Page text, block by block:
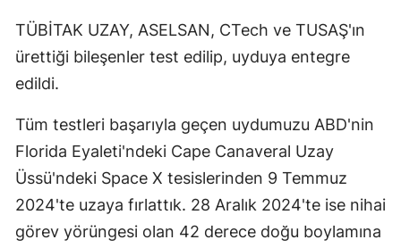
TÜBİTAK UZAY, ASELSAN, CTech ve TUSAŞ'ın
ürettiği bileşenler test edilip, uyduya entegre
edildi.
Tüm testleri başarıyla geçen uydumuzu ABD'nin
Florida Eyaleti'ndeki Cape Canaveral Uzay
Üssü'ndeki Space X tesislerinden 9 Temmuz
2024'te uzaya fırlattık. 28 Aralık 2024'te ise nihai
görev yörüngesi olan 42 derece doğu boylamına